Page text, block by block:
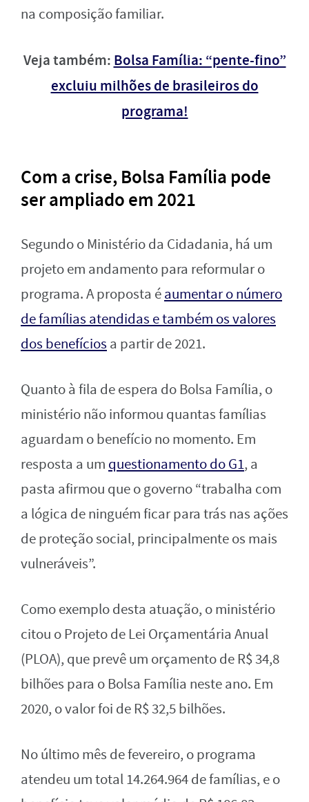
na composição familiar.
Veja também: Bolsa Família: “pente-fino”
excluiu milhões de brasileiros do
programa!
Com a crise, Bolsa Família pode
ser ampliado em 2021
Segundo o Ministério da Cidadania, há um
projeto em andamento para reformular o
programa. A proposta éaumentar o número
de famílias atendidas e também os valores
dos benefícios a partir de 2021.
Quanto à fila de espera do Bolsa Família, o
ministério não informou quantas famílias
aguardam o benefício no momento. Em
resposta a um questionamento do G1, a
pasta afirmou que o governo “trabalha com
a lógica de ninguém ficar para trás nas ações
de proteção social, principalmente os mais
vulneráveis”.
Como exemplo desta atuação, o ministério
citou o Projeto de Lei Orçamentária Anual
(PLOA), que prevê um orçamento de R$ 34,8
bilhões para o Bolsa Família neste ano. Em
2020, o valor foi de R$ 32,5 bilhões.
No último mês de fevereiro, o programa
atendeu um total 14.264.964 de famílias, e o